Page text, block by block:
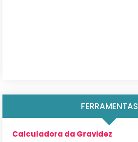
FERRAMENTAS
Calculadora da Gravidez